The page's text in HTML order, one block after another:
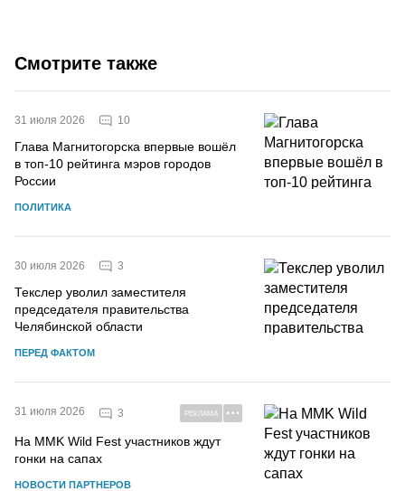
Смотрите также
31 июля 2026 10
Глава Магнитогорска впервые вошёл
в топ-10 рейтинга мэров городов
России
ПОЛИТИКА
30 июля 2026 3
Текслер уволил заместителя
председателя правительства
Челябинской области
ПЕРЕД ФАКТОМ
31 июля 2026 3 РЕКЛАМА
На MMK Wild Fest участников ждут
гонки на сапах
НОВОСТИ ПАРТНЕРОВ